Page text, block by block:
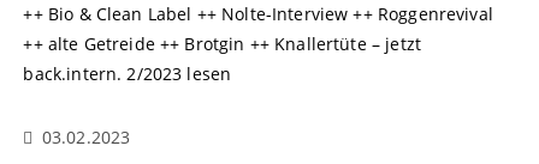
++ Bio & Clean Label ++ Nolte-Interview ++ Roggenrevival
++ alte Getreide ++ Brotgin ++ Knallertüte – jetzt
back.intern. 2/2023 lesen
03.02.2023